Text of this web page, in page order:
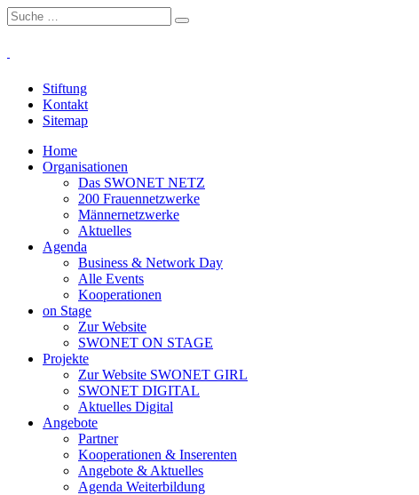
Stiftung
Kontakt
Sitemap
Home
Organisationen
Das SWONET NETZ
200 Frauen­netzwerke
Männernetzwerke
Aktuelles
Agenda
Business & Network Day
Alle Events
Kooperationen
on Stage
Zur Website
SWONET ON STAGE
Projekte
Zur Website SWONET GIRL
SWONET DIGITAL
Aktuelles Digital
Angebote
Partner
Kooperationen & Inserenten
Angebote & Aktuelles
Agenda Weiterbildung